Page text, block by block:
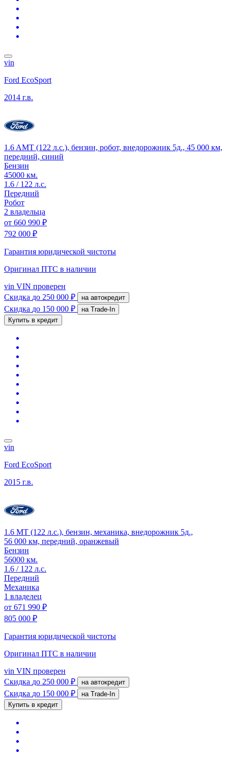
vin
Ford EcoSport
2014 г.в.
1.6 AMT (122 л.с.), бензин, робот, внедорожник 5д., 45 000 км,
передний, синий
Бензин
45000 км.
1.6 / 122 л.с.
Передний
Робот
2 владельца
от 660 990 ₽
792 000 ₽
Гарантия юридической чистоты
Оригинал ПТС в наличии
vin VIN проверен
Скидка до 250 000 ₽ на автокредит
Скидка до 150 000 ₽
на Trade-In
Купить в кредит
vin
Ford EcoSport
2015 г.в.
1.6 MT (122 л.с.), бензин, механика, внедорожник 5д.,
56 000 км, передний, оранжевый
Бензин
56000 км.
1.6 / 122 л.с.
Передний
Механика
1 владелец
от 671 990 ₽
805 000 ₽
Гарантия юридической чистоты
Оригинал ПТС в наличии
vin VIN проверен
Скидка до 250 000 ₽ на автокредит
Скидка до 150 000 ₽
на Trade-In
Купить в кредит